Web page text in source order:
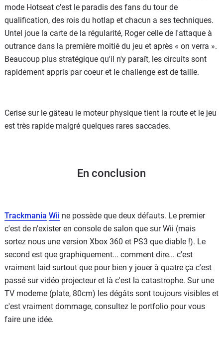
mode Hotseat c'est le paradis des fans du tour de
qualification, des rois du hotlap et chacun a ses techniques.
Untel joue la carte de la régularité, Roger celle de l'attaque à
outrance dans la première moitié du jeu et après « on verra ».
Beaucoup plus stratégique qu'il n'y paraît, les circuits sont
rapidement appris par coeur et le challenge est de taille.
Cerise sur le gâteau le moteur physique tient la route et le jeu
est très rapide malgré quelques rares saccades.
En conclusion
Trackmania Wii ne possède que deux défauts. Le premier
c'est de n'exister en console de salon que sur Wii (mais
sortez nous une version Xbox 360 et PS3 que diable !). Le
second est que graphiquement... comment dire... c'est
vraiment laid surtout que pour bien y jouer à quatre ça c'est
passé sur vidéo projecteur et là c'est la catastrophe. Sur une
TV moderne (plate, 80cm) les dégâts sont toujours visibles et
c'est vraiment dommage, consultez le portfolio pour vous
faire une idée.